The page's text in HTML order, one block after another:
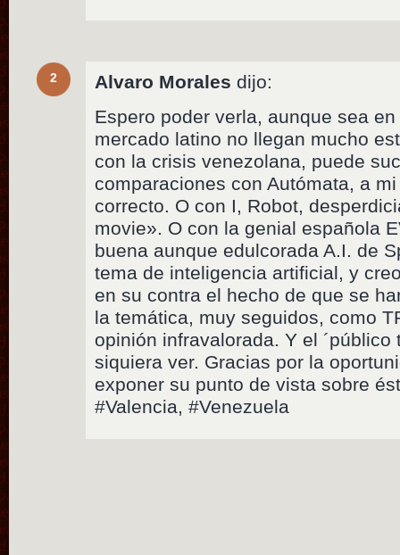
2 Alvaro Morales dijo:
Espero poder verla, aunque sea
mercado latino no llegan mucho
con la crisis venezolana, puede
comparaciones con Autómata, a
correcto. O con I, Robot,
movie». O con la genial española
buena aunque edulcorada A.I. de
tema de inteligencia artificial, y
en su contra el hecho de que se
la temática, muy seguidos, como
opinión infravalorada. Y el
siquiera ver. Gracias por la
exponer su punto de vista sobre
#Valencia, #Venezuela